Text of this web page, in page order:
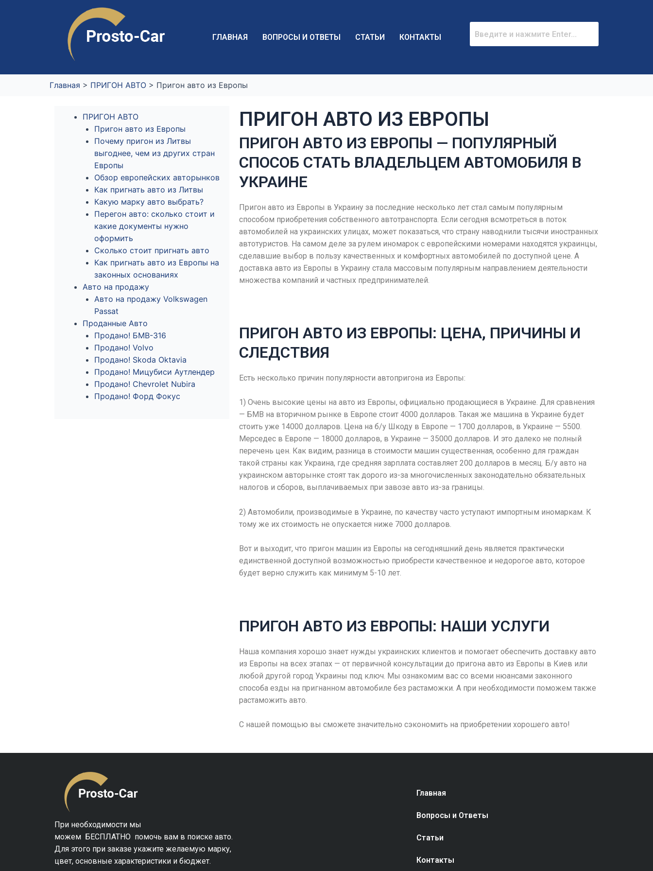
ГЛАВНАЯ ВОПРОСЫ И ОТВЕТЫ СТАТЬИ КОНТАКТЫ
Главная > ПРИГОН АВТО > Пригон авто из Европы
ПРИГОН АВТО
Пригон авто из Европы
Почему пригон из Литвы
выгоднее, чем из других стран
Европы
Обзор европейских авторынков
Как пригнать авто из Литвы
Какую марку авто выбрать?
Перегон авто: сколько стоит и
какие документы нужно
оформить
Сколько стоит пригнать авто
Как пригнать авто из Европы на
законных основаниях
Авто на продажу
Авто на продажу Volkswagen
Passat
Проданные Авто
Продано! БМВ-316
Продано! Volvo
Продано! Skoda Oktavia
Продано! Мицубиси Аутлендер
Продано! Chevrolet Nubira
Продано! Форд Фокус
ПРИГОН АВТО ИЗ ЕВРОПЫ
ПРИГОН АВТО ИЗ ЕВРОПЫ — ПОПУЛЯРНЫЙ
СПОСОБ СТАТЬ ВЛАДЕЛЬЦЕМ АВТОМОБИЛЯ В
УКРАИНЕ
Пригон авто из Европы в Украину за последние несколько лет стал самым популярным
способом приобретения собственного автотранспорта. Если сегодня всмотреться в поток
автомобилей на украинских улицах, может показаться, что страну наводнили тысячи иностранных
автотуристов. На самом деле за рулем иномарок с европейскими номерами находятся украинцы,
сделавшие выбор в пользу качественных и комфортных автомобилей по доступной цене. А
доставка авто из Европы в Украину стала массовым популярным направлением деятельности
множества компаний и частных предпринимателей.
ПРИГОН АВТО ИЗ ЕВРОПЫ: ЦЕНА, ПРИЧИНЫ И
СЛЕДСТВИЯ
Есть несколько причин популярности автопригона из Европы:
1) Очень высокие цены на авто из Европы, официально продающиеся в Украине. Для сравнения
— БМВ на вторичном рынке в Европе стоит 4000 долларов. Такая же машина в Украине будет
стоить уже 14000 долларов. Цена на б/у Шкоду в Европе — 1700 долларов, в Украине — 5500.
Мерседес в Европе — 18000 долларов, в Украине — 35000 долларов. И это далеко не полный
перечень цен. Как видим, разница в стоимости машин существенная, особенно для граждан
такой страны как Украина, где средняя зарплата составляет 200 долларов в месяц. Б/у авто на
украинском авторынке стоят так дорого из-за многочисленных законодательно обязательных
налогов и сборов, выплачиваемых при завозе авто из-за границы.
2) Автомобили, производимые в Украине, по качеству часто уступают импортным иномаркам. К
тому же их стоимость не опускается ниже 7000 долларов.
Вот и выходит, что пригон машин из Европы на сегодняшний день является практически
единственной доступной возможностью приобрести качественное и недорогое авто, которое
будет верно служить как минимум 5-10 лет.
ПРИГОН АВТО ИЗ ЕВРОПЫ: НАШИ УСЛУГИ
Наша компания хорошо знает нужды украинских клиентов и помогает обеспечить доставку авто
из Европы на всех этапах — от первичной консультации до пригона авто из Европы в Киев или
любой другой город Украины под ключ. Мы ознакомим вас со всеми нюансами законного
способа езды на пригнанном автомобиле без растаможки. А при необходимости поможем также
растаможить авто.
С нашей помощью вы сможете значительно сэкономить на приобретении хорошего авто!
При необходимости мы
можем БЕСПЛАТНО помочь вам в поиске авто.
Для этого при заказе укажите желаемую марку,
цвет, основные характеристики и бюджет.
Главная
Вопросы и Ответы
Статьи
Контакты